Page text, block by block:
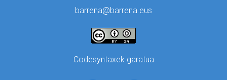
barrena@barrena.eus
Codesyntaxek garatua